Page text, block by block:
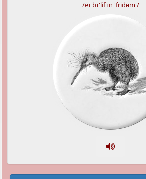
/eɪ bɪ'lif ɪn 'fridəm /